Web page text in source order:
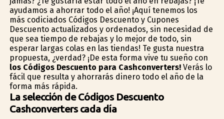
ayudamos a ahorrar todo el año! ¡Aquí tenemos los
más codiciados Códigos Descuento y Cupones
Descuento actualizados y ordenados, sin necesidad de
que sea tiempo de rebajas y lo mejor de todo, sin
esperar largas colas en las tiendas! Te gusta nuestra
propuesta, ¿verdad? ¡De esta forma vive tu sueño con
los Códigos Descuento para Cashconverters!Verás lo
fácil que resulta y ahorrarás dinero todo el año de la
forma más rápida.
La selección de Códigos Descuento
Cashconverters cada día